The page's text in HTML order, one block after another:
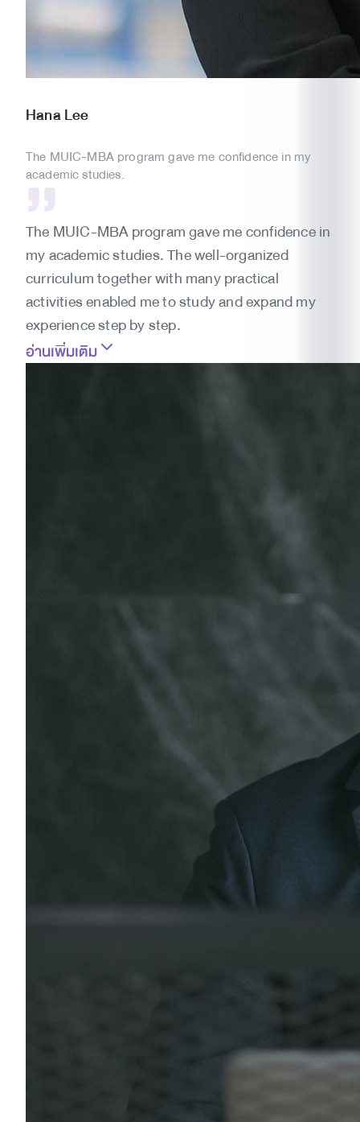
HanaLee
The MUIC-MBA program gave me confidence in my
academic studies.
The MUIC-MBA program gave me confidence in
my academic studies. The well-organized
curriculum together with many practical
activities enabled me to study and expand my
experience step by step.
อ่านเพิ่มเติม